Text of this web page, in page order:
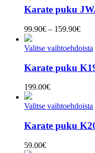
Karate puku
99.90€ – 159.90€
-
Valitse vaihtoehdoista
Karate puku
199.00€
Valitse vaihtoehdoista
Karate puku
59.00€